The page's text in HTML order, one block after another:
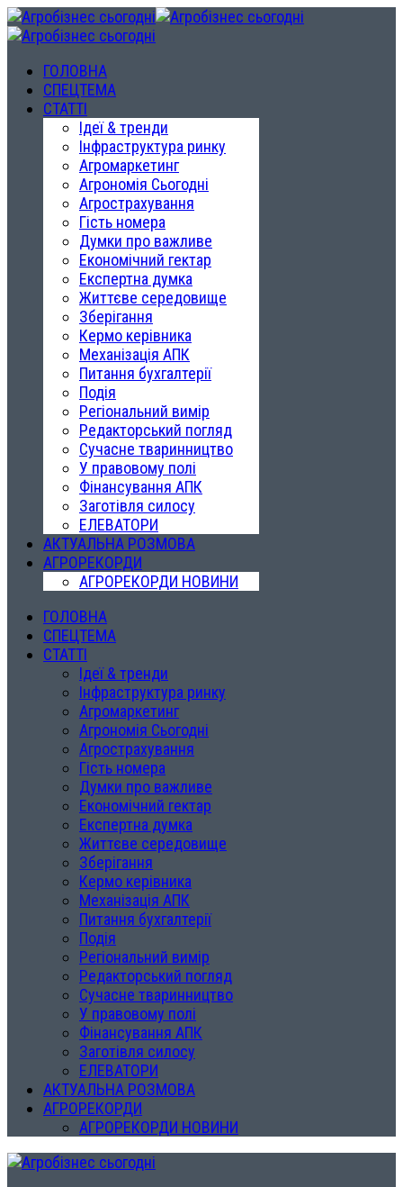
ГОЛОВНА
СПЕЦТЕМА
СТАТТІ
Ідеї & тренди
Інфраструктура ринку
Агромаркетинг
Агрономія Сьогодні
Агрострахування
Гість номера
Думки про важливе
Економічний гектар
Експертна думка
Життєве середовище
Зберігання
Кермо керівника
Механізація АПК
Питання бухгалтерії
Подія
Регіональний вимір
Редакторський погляд
Сучасне тваринництво
У правовому полі
Фінансування АПК
Заготівля силосу
ЕЛЕВАТОРИ
АКТУАЛЬНА РОЗМОВА
АГРОРЕКОРДИ
АГРОРЕКОРДИ НОВИНИ
ГОЛОВНА
СПЕЦТЕМА
СТАТТІ
Ідеї & тренди
Інфраструктура ринку
Агромаркетинг
Агрономія Сьогодні
Агрострахування
Гість номера
Думки про важливе
Економічний гектар
Експертна думка
Життєве середовище
Зберігання
Кермо керівника
Механізація АПК
Питання бухгалтерії
Подія
Регіональний вимір
Редакторський погляд
Сучасне тваринництво
У правовому полі
Фінансування АПК
Заготівля силосу
ЕЛЕВАТОРИ
АКТУАЛЬНА РОЗМОВА
АГРОРЕКОРДИ
АГРОРЕКОРДИ НОВИНИ